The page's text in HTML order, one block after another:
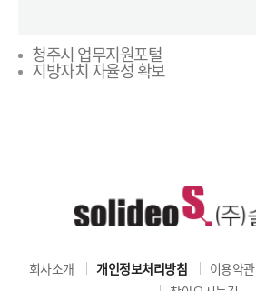
청주시 업무지원포털
지방자치 자율성 확보
회사소개 개인정보처리방침 이용약관